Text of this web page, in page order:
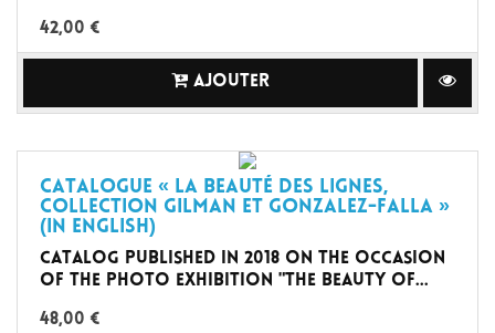
42,00 €
AJOUTER
Catalogue « La Beauté des lignes,
collection Gilman et Gonzalez-Falla »
(in English)
Catalog published in 2018 on the occasion
of the photo exhibition "The Beauty of...
48,00 €